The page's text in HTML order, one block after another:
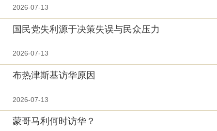
2026-07-13
国民党失利源于决策失误与民众压力
2026-07-13
布热津斯基访华原因
2026-07-13
蒙哥马利何时访华？